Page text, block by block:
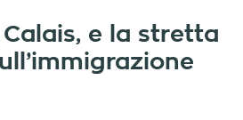
Calais, e la stretta